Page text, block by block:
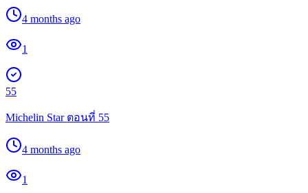
4 months ago
1
55
Michelin Star ตอนที่ 55
4 months ago
1